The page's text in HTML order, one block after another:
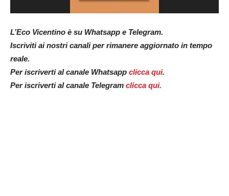
L’Eco Vicentino è su Whatsapp e Telegram.
Iscriviti ai nostri canali per rimanere aggiornato in tempo
reale.
Per iscriverti al canale Whatsapp clicca qui.
Per iscriverti al canale Telegram clicca qui.